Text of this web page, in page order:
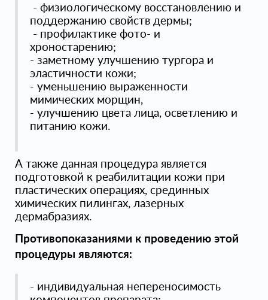
- физиологическому восстановлению и
поддержанию свойств дермы;
- профилактике фото- и
хроностарению;
- заметному улучшению тургора и
эластичности кожи;
- уменьшению выраженности
мимических морщин,
- улучшению цвета лица, осветлению и
питанию кожи.
А также данная процедура является
подготовкой к реабилитации кожи при
пластических операциях, срединных
химических пилингах, лазерных
дермабразиях.
Противопоказаниями к проведению этой
процедуры являются:
- индивидуальная непереносимость